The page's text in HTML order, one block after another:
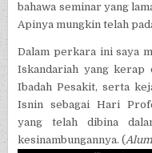
bahawa seminar yang
Apinya mungkin telah
Dalam perkara ini saya
Iskandariah yang kerap
Ibadah Pesakit, serta
Isnin sebagai Hari
yang telah dibina
kesinambungannya. (